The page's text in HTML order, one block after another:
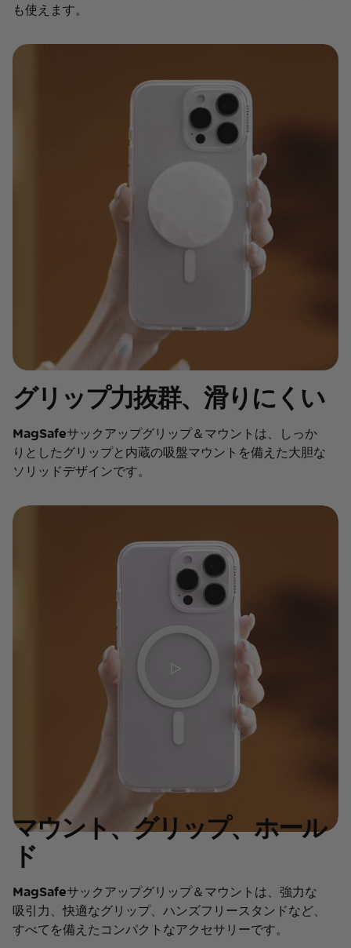
も使えます。
グリップ力抜群、滑りにくい
MagSafeサックアップグリップ＆マウントは、しっか
りとしたグリップと内蔵の吸盤マウントを備えた大胆な
ソリッドデザインです。
マウント、グリップ、ホール
ド
MagSafeサックアップグリップ＆マウントは、強力な
吸引力、快適なグリップ、ハンズフリースタンドなど、
すべてを備えたコンパクトなアクセサリーです。